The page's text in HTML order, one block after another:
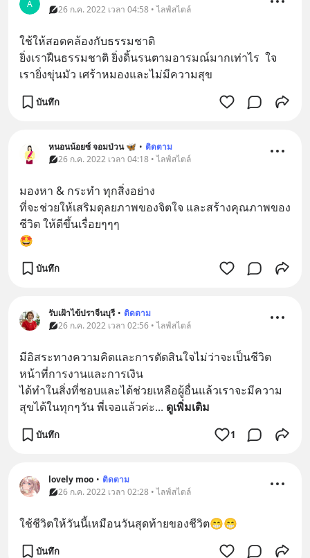
A
26 ก.ค. 2022 เวลา 04:58 • ไลฟ์สไตล์
ใช้ให้สอดคล้องกับธรรมชาติ
ยิ่งเราฝืนธรรมชาติ ยิ่งดิ้นรนตามอารมณ์มากเท่าไร  ใจ
เรายิ่งขุ่นมัว เศร้าหมองและไม่มีความสุข
บันทึก
หนอนน้อยซ์ จอมป่วน 🦋 • ติดตาม
26 ก.ค. 2022 เวลา 04:18 • ไลฟ์สไตล์
มองหา & กระทำ ทุกสิ่งอย่าง
ที่จะช่วยให้เสริมดุลยภาพของจิตใจ และสร้างคุณภาพของ
ชีวิต ให้ดีขึ้นเรื่อยๆๆๆ
🤩
บันทึก
รับเฝ้าไข้ปราจีนบุรี • ติดตาม
26 ก.ค. 2022 เวลา 02:56 • ไลฟ์สไตล์
มีอิสระ​ทาง​ความคิด​และ​การตัดสินใจ​ไม่​ว่าจะเป็นชีวิต​
หน้าที่​การงาน​และ​การเงิน
ได้ทำในสิ่ง​ที่​ชอบ​และ​ได้ช่วยเหลือ​ผู้อื่น​แล้ว​เราจะมี​ความ
สุข​ได้​ในทุก​ๆ​วัน​ พี่เจอแล้วค่ะ... ดูเพิ่มเติม
บันทึก 1
lovely moo • ติดตาม
26 ก.ค. 2022 เวลา 02:28 • ไลฟ์สไตล์
ใช้ชีวิตให้วันนี้เหมือนวันสุดท้ายของชีวิต😁😁
บันทึก